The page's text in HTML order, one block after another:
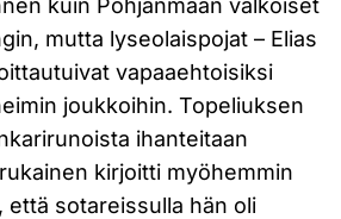
kuin Pohjanmaan valkoiset
mutta lyseolaispojat – Elias
vapaaehtoisiksi
joukkoihin. Topeliuksen
ihanteitaan
kirjoitti myöhemmin
että sotareissulla hän oli